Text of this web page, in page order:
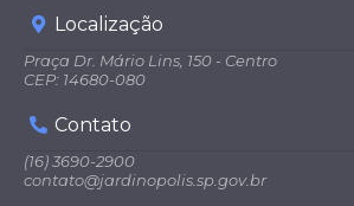
Localização
Praça Dr. Mário Lins, 150 - Centro
CEP: 14680-080
Contato
(16) 3690-2900
contato@jardinopolis.sp.gov.br